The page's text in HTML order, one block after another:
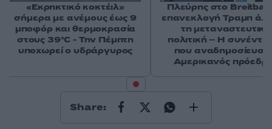
Share:
«Εκρηκτικό κοκτέιλ»
σήμερα με ανέμους έως 9
μποφόρ και θερμοκρασία
στους 39°C - Την Πέμπτη
υποχωρεί ο υδράργυρος
Πλεύρης στο
επανεκλογή Τραμπ
τη μεταναστευτική
πολιτική – Η
που αναδημοσίευσε
Αμερικανός